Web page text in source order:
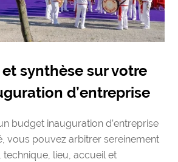
synthèse sur votre
d’entreprise
budget inauguration d’entreprise
vous pouvez arbitrer sereinement
lieu, accueil et